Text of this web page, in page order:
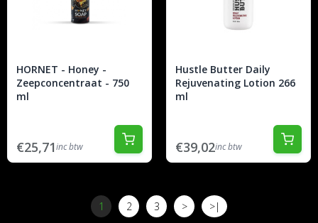
HORNET - Honey -
Zeepconcentraat - 750
ml
€25,71inc btw
Hustle Butter Daily
Rejuvenating Lotion 266
ml
€39,02inc btw
1 2 3 > >|